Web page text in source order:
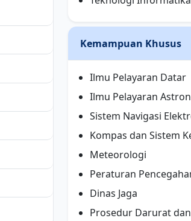
Kemampuan Khusus
Ilmu Pelayaran Datar
Ilmu Pelayaran
Sistem Navigasi
Kompas dan Sistem
Meteorologi
Peraturan
Dinas Jaga
Prosedur Darurat dan